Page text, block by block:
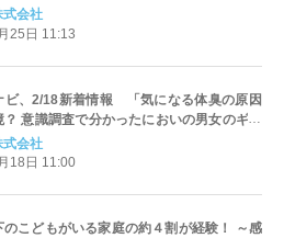
式会社
25日 11:13
ビ、2/18新着情報 「気になる体臭の原因
？ 意識調査で分かったにおいの男女のギャ
を公開！
式会社
18日 11:00
のこどもがいる家庭の約４割が経験！ ～感